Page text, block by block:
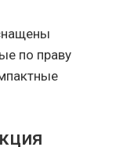
по праву